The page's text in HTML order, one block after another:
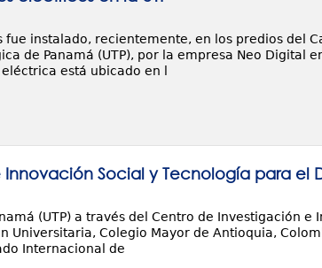
instalado, recientemente, en los predios del
de Panamá (UTP), por la empresa Neo Digital
está ubicado en l
Social y Tecnología para el
(UTP) a través del Centro de Investigación
Universitaria, Colegio Mayor de Antioquia,
Internacional de